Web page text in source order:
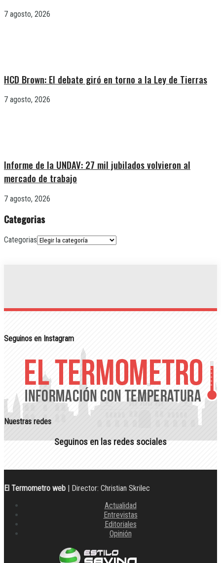
7 agosto, 2026
HCD Brown: El debate giró en torno a la Ley de Tierras
7 agosto, 2026
Informe de la UNDAV: 27 mil jubilados volvieron al
mercado de trabajo
7 agosto, 2026
Categorias
Categorias
Seguinos en Instagram
Nuestras redes
Seguinos en las redes sociales
El Termometro web | Director: Christian Skrilec
Actualidad
Entrevistas
Editoriales
Opinión